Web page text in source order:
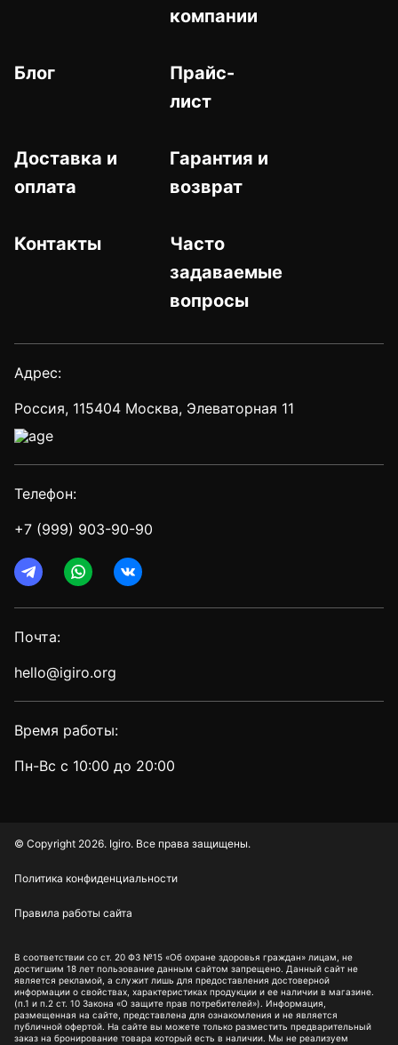
компании
Блог
Прайс-
лист
Доставка и
оплата
Гарантия и
возврат
Контакты
Часто
задаваемые
вопросы
Адрес:
Россия, 115404 Москва, Элеваторная 11
Телефон:
+7 (999) 903-90-90
Почта:
hello@igiro.org
Время работы:
Пн-Вс с 10:00 до 20:00
© Copyright 2026. Igiro. Все права защищены.
Политика конфиденциальности
Правила работы сайта
В соответствии со ст. 20 ФЗ №15 «Об охране здоровья граждан» лицам, не
достигшим 18 лет пользование данным сайтом запрещено. Данный сайт не
является рекламой, а служит лишь для предоставления достоверной
информации о свойствах, характеристиках продукции и ее наличии в магазине.
(п.1 и п.2 ст. 10 Закона «О защите прав потребителей»). Информация,
размещенная на сайте, представлена для ознакомления и не является
публичной офертой. На сайте вы можете только разместить предварительный
заказ на бронирование товара который есть в наличии. Мы не реализуем